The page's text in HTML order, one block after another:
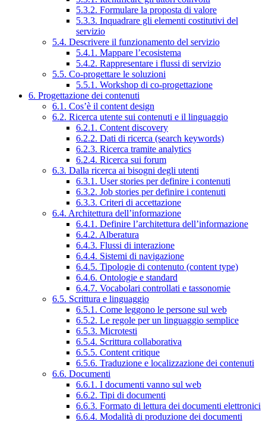
5.3.2. Formulare la proposta di valore
5.3.3. Inquadrare gli elementi costitutivi del
servizio
5.4. Descrivere il funzionamento del servizio
5.4.1. Mappare l’ecosistema
5.4.2. Rappresentare i flussi di servizio
5.5. Co-progettare le soluzioni
5.5.1. Workshop di co-progettazione
6. Progettazione dei contenuti
6.1. Cos’è il content design
6.2. Ricerca utente sui contenuti e il linguaggio
6.2.1. Content discovery
6.2.2. Dati di ricerca (search keywords)
6.2.3. Ricerca tramite analytics
6.2.4. Ricerca sui forum
6.3. Dalla ricerca ai bisogni degli utenti
6.3.1. User stories per definire i contenuti
6.3.2. Job stories per definire i contenuti
6.3.3. Criteri di accettazione
6.4. Architettura dell’informazione
6.4.1. Definire l’architettura dell’informazione
6.4.2. Alberatura
6.4.3. Flussi di interazione
6.4.4. Sistemi di navigazione
6.4.5. Tipologie di contenuto (content type)
6.4.6. Ontologie e standard
6.4.7. Vocabolari controllati e tassonomie
6.5. Scrittura e linguaggio
6.5.1. Come leggono le persone sul web
6.5.2. Le regole per un linguaggio semplice
6.5.3. Microtesti
6.5.4. Scrittura collaborativa
6.5.5. Content critique
6.5.6. Traduzione e localizzazione dei contenuti
6.6. Documenti
6.6.1. I documenti vanno sul web
6.6.2. Tipi di documenti
6.6.3. Formato di lettura dei documenti elettronici
6.6.4. Modalità di produzione dei documenti